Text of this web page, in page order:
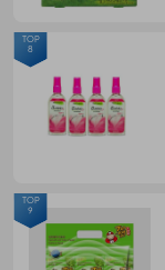
TOP
8
TOP
9